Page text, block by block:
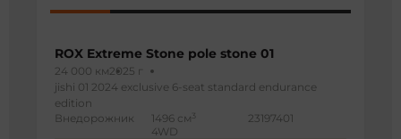
ROX Extreme Stone pole stone 01
24 000 км2025 г
jishi 01 2024 exclusive 6-seat standard endurance
edition
Внедорожник
1496 см 3
4WD
23197401